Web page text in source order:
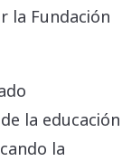
la Fundación
la educación
la